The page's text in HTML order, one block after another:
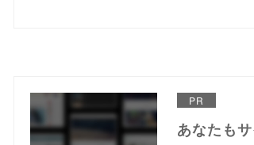
PR
あなたも